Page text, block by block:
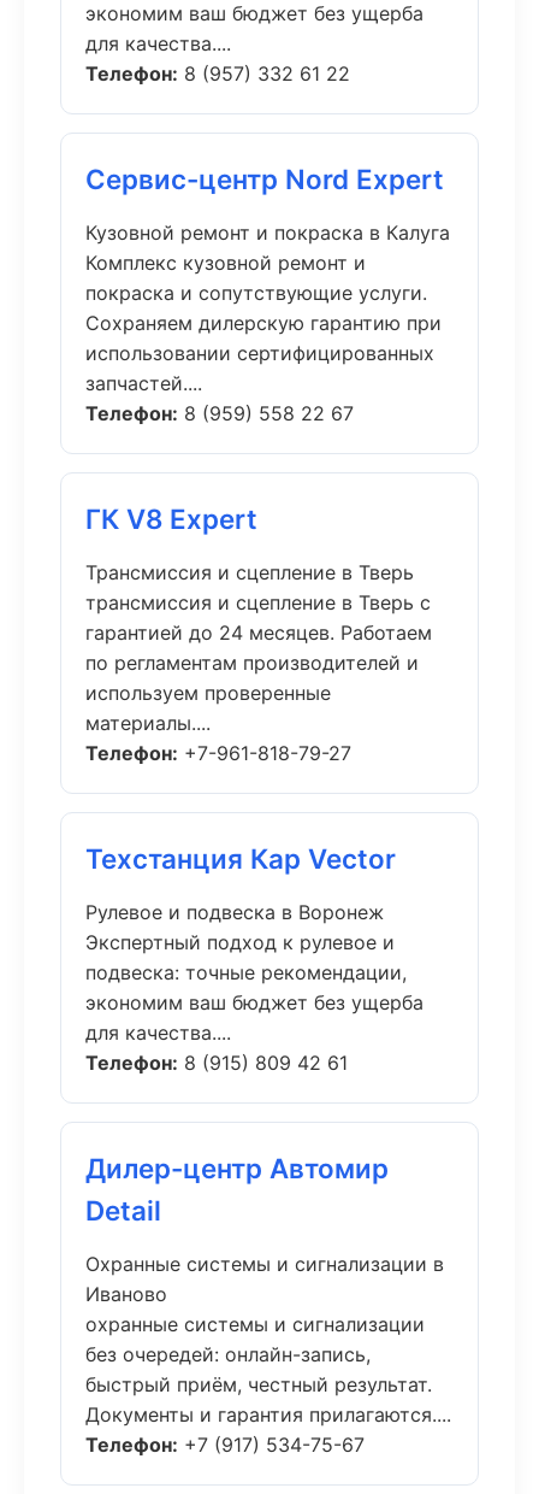
экономим ваш бюджет без ущерба
для качества....
Телефон: 8 (957) 332 61 22
Сервис-центр Nord Expert
Кузовной ремонт и покраска в Калуга
Комплекс кузовной ремонт и
покраска и сопутствующие услуги.
Сохраняем дилерскую гарантию при
использовании сертифицированных
запчастей....
Телефон: 8 (959) 558 22 67
ГК V8 Expert
Трансмиссия и сцепление в Тверь
трансмиссия и сцепление в Тверь с
гарантией до 24 месяцев. Работаем
по регламентам производителей и
используем проверенные
материалы....
Телефон: +7-961-818-79-27
Техстанция Кар Vector
Рулевое и подвеска в Воронеж
Экспертный подход к рулевое и
подвеска: точные рекомендации,
экономим ваш бюджет без ущерба
для качества....
Телефон: 8 (915) 809 42 61
Дилер-центр Автомир
Detail
Охранные системы и сигнализации в
Иваново
охранные системы и сигнализации
без очередей: онлайн-запись,
быстрый приём, честный результат.
Документы и гарантия прилагаются....
Телефон: +7 (917) 534-75-67